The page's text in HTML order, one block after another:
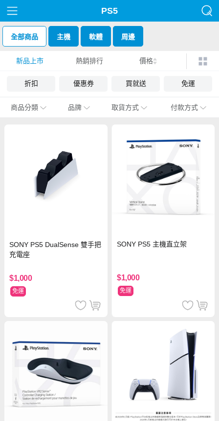
PS5
全部商品 主機 軟體 周邊
新品上市 熱銷排行 價格
折扣 優惠券 買就送 免運
商品分類 品牌 取貨方式 付款方式
SONY PS5 DualSense 雙手把
充電座
$1,000
免運
SONY PS5 主機直立架
$1,000
免運